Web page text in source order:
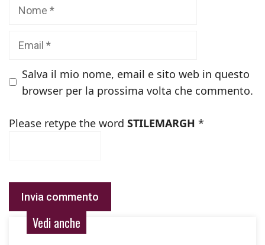
Salva il mio nome, email e sito web in questo
browser per la prossima volta che commento.
Please retype the word STILEMARGH *
Vedi anche